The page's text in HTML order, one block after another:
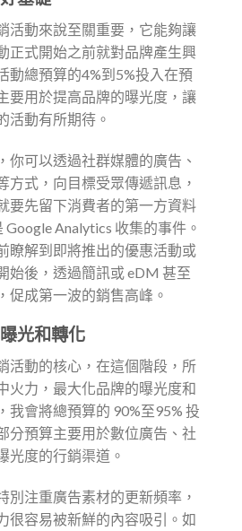
活動來說至關重要，它能夠讓
正式開始之前就對品牌產生興
動總預算的4%到5%投入在預
要用於提高品牌的曝光度，讓
活動有所期待。
你可以透過社群媒體的廣告、
方式，向目標受眾傳遞訊息，
要先留下消費者的第一方資料
Google Analytics 收集的事件。
瞭解到即將推出的優惠活動或
始後，透過簡訊或 eDM 甚至
促成第一波的銷售高峰。
光和轉化
活動的核心，在這個階段，所
火力，最大化品牌的曝光度和
我會將總預算的 90%至95% 投
分預算主要用於數位廣告、社
光度的行銷渠道。
別注重廣告素材的更新頻率，
很容易被新鮮的內容吸引。如